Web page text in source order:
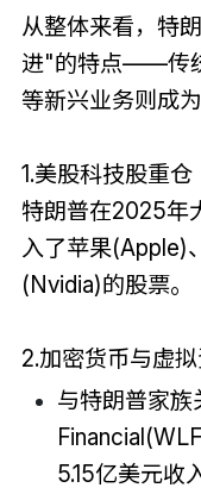
从整体来看，特
进"的特点——传
等新兴业务则成
1.美股科技股重仓
特朗普在2025年
入了苹果(Apple)
(Nvidia)的股票。
2.加密货币与虚
与特朗普家
5.15亿美元收